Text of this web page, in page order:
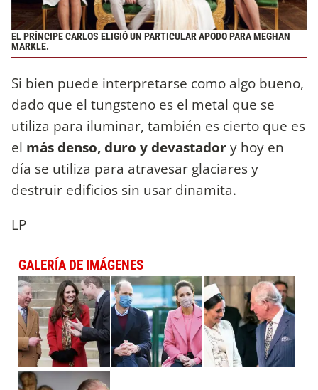
EL PRÍNCIPE CARLOS ELIGIÓ UN PARTICULAR APODO PARA MEGHAN
MARKLE.
Si bien puede interpretarse como algo bueno,
dado que el tungsteno es el metal que se
utiliza para iluminar, también es cierto que es
el más denso, duro y devastadory hoy en
día se utiliza para atravesar glaciares y
destruir edificios sin usar dinamita.
LP
GALERÍA DE IMÁGENES